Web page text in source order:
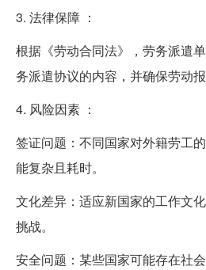
3. 法律保障 ：
根据《劳动合同法》，劳务派遣
务派遣协议的内容，并确保劳动报
4. 风险因素 ：
签证问题：不同国家对外籍劳工
能复杂且耗时。
文化差异：适应新国家的工作文
挑战。
安全问题：某些国家可能存在社